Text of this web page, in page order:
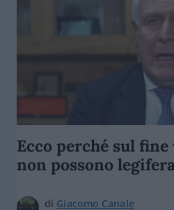
Ecco perché sul
non possono
di Giacomo Canale